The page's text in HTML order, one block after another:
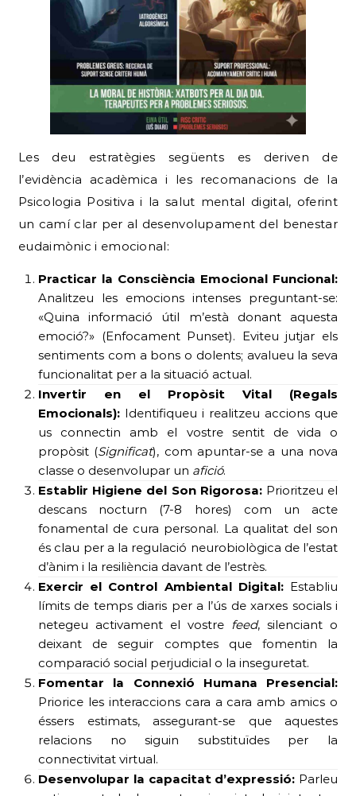
Les deu estratègies següents es deriven de
l’evidència acadèmica i les recomanacions de la
Psicologia Positiva i la salut mental digital, oferint
un camí clar per al desenvolupament del benestar
eudaimònic i emocional:
Practicar la Consciència Emocional Funcional:
Analitzeu les emocions intenses preguntant-se:
«Quina informació útil m’està donant aquesta
emoció?» (Enfocament Punset). Eviteu jutjar els
sentiments com a bons o dolents; avalueu la seva
funcionalitat per a la situació actual.
Invertir en el Propòsit Vital (Regals
Emocionals): Identifiqueu i realitzeu accions que
us connectin amb el vostre sentit de vida o
propòsit (Significat), com apuntar-se a una nova
classe o desenvolupar un afició.
Establir Higiene del Son Rigorosa:Prioritzeu el
descans nocturn (7-8 hores) com un acte
fonamental de cura personal. La qualitat del son
és clau per a la regulació neurobiològica de l’estat
d’ànim i la resiliència davant de l’estrès.
Exercir el Control Ambiental Digital:Establiu
límits de temps diaris per a l’ús de xarxes socials i
netegeu activament el vostre feed, silenciant o
deixant de seguir comptes que fomentin la
comparació social perjudicial o la inseguretat.
Fomentar la Connexió Humana Presencial:
Priorice les interaccions cara a cara amb amics o
éssers estimats, assegurant-se que aquestes
relacions no siguin substituïdes per la
connectivitat virtual.
Desenvolupar la capacitat d’expressió: Parleu